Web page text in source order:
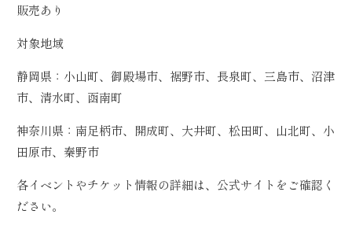
販売あり
対象地域
静岡県：小山町、御殿場市、裾野市、長泉町、三島市、沼津
市、清水町、函南町
神奈川県：南足柄市、開成町、大井町、松田町、山北町、小
田原市、秦野市
各イベントやチケット情報の詳細は、公式サイトをご確認く
ださい。